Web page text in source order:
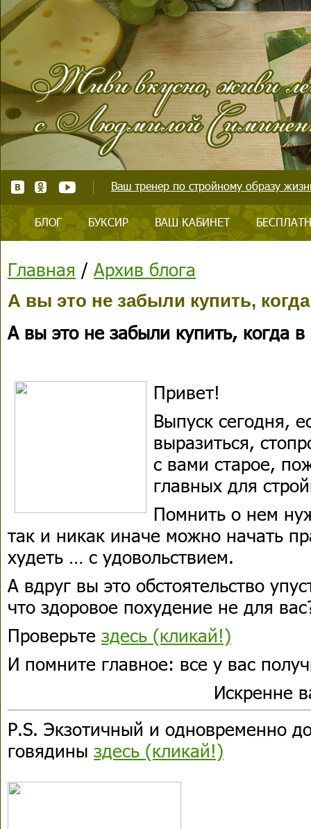
Ваш тренер по стройному образу
БЛОГ БУКСИР ВАШ КАБИНЕТ
Главная / Архив блога
А вы это не забыли купить,
А вы это не забыли купить, когда
Привет!
Выпуск сегодня,
выразиться,
с вами старое,
главных для
Помнить о нем
так и никак иначе можно начать
худеть … с удовольствием.
А вдруг вы это обстоятельство
что здоровое похудение не для
Проверьте здесь (кликай!)
И помните главное: все у вас
Искренне
P.S. Экзотичный и одновременно
говядины здесь (кликай!)